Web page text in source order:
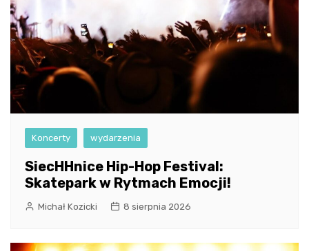
Koncerty wydarzenia
SiecHHnice Hip-Hop Festival:
Skatepark w Rytmach Emocji!
Michał Kozicki 8 sierpnia 2026